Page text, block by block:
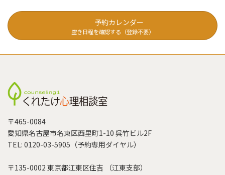
予約カレンダー
空き日程を確認する（登録不要）
〒465-0084
愛知県名古屋市名東区西里町1-10 呉竹ビル2F
TEL: 0120-03-5905（予約専用ダイヤル）
〒135-0002 東京都江東区住吉 （江東支部）